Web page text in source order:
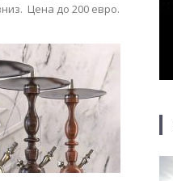
Цена до 200 евро.